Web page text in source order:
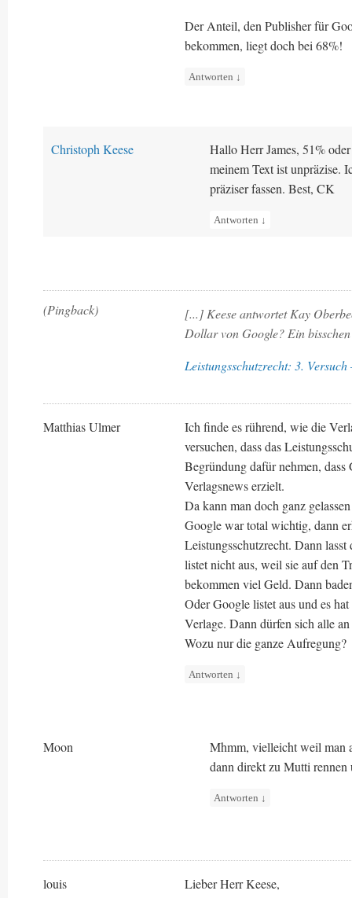
Der Anteil, den Publisher für
bekommen, liegt doch bei 68%!
Antworten ↓
Christoph Keese
Hallo Herr James, 51%
meinem Text ist unpräzise.
präziser fassen. Best, CK
Antworten ↓
(Pingback)
[...] Keese antwortet Kay
Dollar von Google? Ein
Leistungsschutzrecht: 3.
Matthias Ulmer
Ich finde es rührend, wie die
versuchen, dass das
Begründung dafür nehmen,
Verlagsnews erzielt.
Da kann man doch ganz
Google war total wichtig, dann
Leistungsschutzrecht. Dann
listet nicht aus, weil sie auf den
bekommen viel Geld. Dann
Oder Google listet aus und es
Verlage. Dann dürfen sich alle
Wozu nur die ganze Aufregung?
Antworten ↓
Moon
Mhmm, vielleicht weil man
dann direkt zu Mutti rennen
Antworten ↓
louis Lieber Herr Keese,